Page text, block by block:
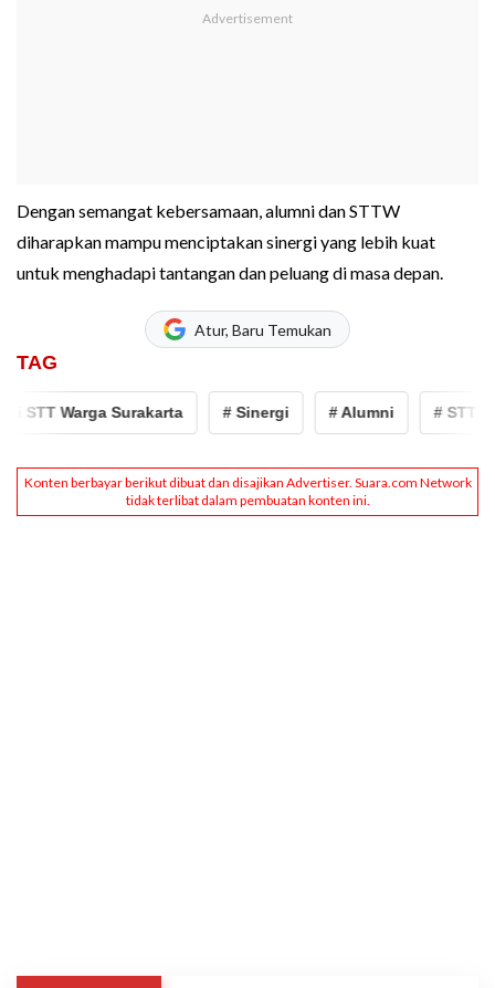
Dengan semangat kebersamaan, alumni dan STTW
diharapkan mampu menciptakan sinergi yang lebih kuat
untuk menghadapi tantangan dan peluang di masa depan.
Atur, Baru Temukan
TAG
Warga Surakarta # Sinergi # Alumni # STT